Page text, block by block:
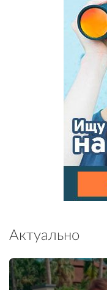
Актуально